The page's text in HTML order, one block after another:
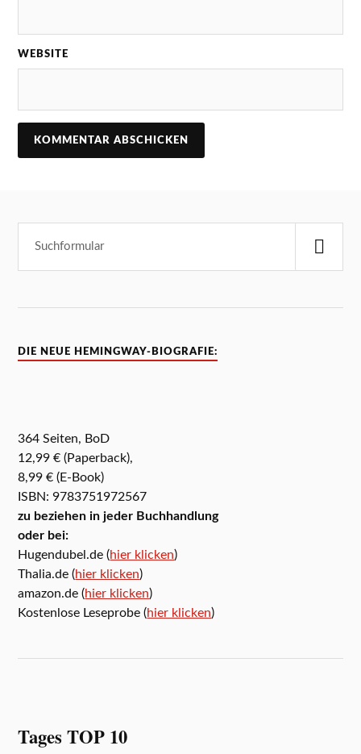
WEBSITE
DIE NEUE HEMINGWAY-BIOGRAFIE:
364 Seiten, BoD
12,99 € (Paperback),
8,99 € (E-Book)
ISBN: 9783751972567
zu beziehen in jeder Buchhandlung
oder bei:
Hugendubel.de (hier klicken)
Thalia.de (hier klicken)
amazon.de (hier klicken)
Kostenlose Leseprobe (hier klicken)
Tages TOP 10